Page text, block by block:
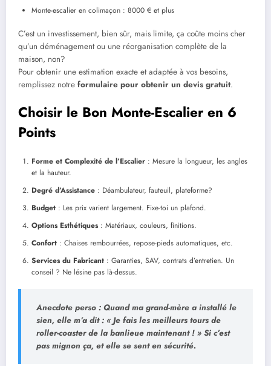
Monte-escalier en colimaçon : 8000 € et plus
C’est un investissement, bien sûr, mais limite, ça coûte moins cher
qu’un déménagement ou une réorganisation complète de la
maison, non?
Pour obtenir une estimation exacte et adaptée à vos besoins,
remplissez notre formulaire pour obtenir un devis gratuit.
Choisir le Bon Monte-Escalier en 6
Points
Forme et Complexité de l’Escalier : Mesure la longueur, les angles
et la hauteur.
Degré d’Assistance : Déambulateur, fauteuil, plateforme?
Budget : Les prix varient largement. Fixe-toi un plafond.
Options Esthétiques: Matériaux, couleurs, finitions.
Confort : Chaises rembourrées, repose-pieds automatiques, etc.
Services du Fabricant : Garanties, SAV, contrats d’entretien. Un
conseil ? Ne lésine pas là-dessus.
Anecdote perso : Quand ma grand-mère a installé le
sien, elle m’a dit : « Je fais les meilleurs tours de
roller-coaster de la banlieue maintenant ! » Si c’est
pas mignon ça, et elle se sent en sécurité.